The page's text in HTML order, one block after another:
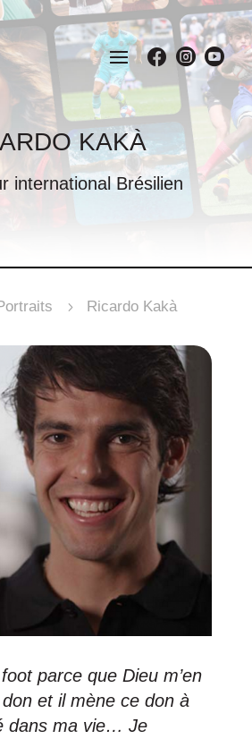
  
KAKÀ
international Brésilien
5 Ricardo Kakà
parce que Dieu m’en
et il mène ce don à
dans ma vie… Je